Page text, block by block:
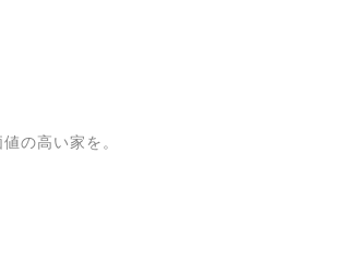
の高い家を。